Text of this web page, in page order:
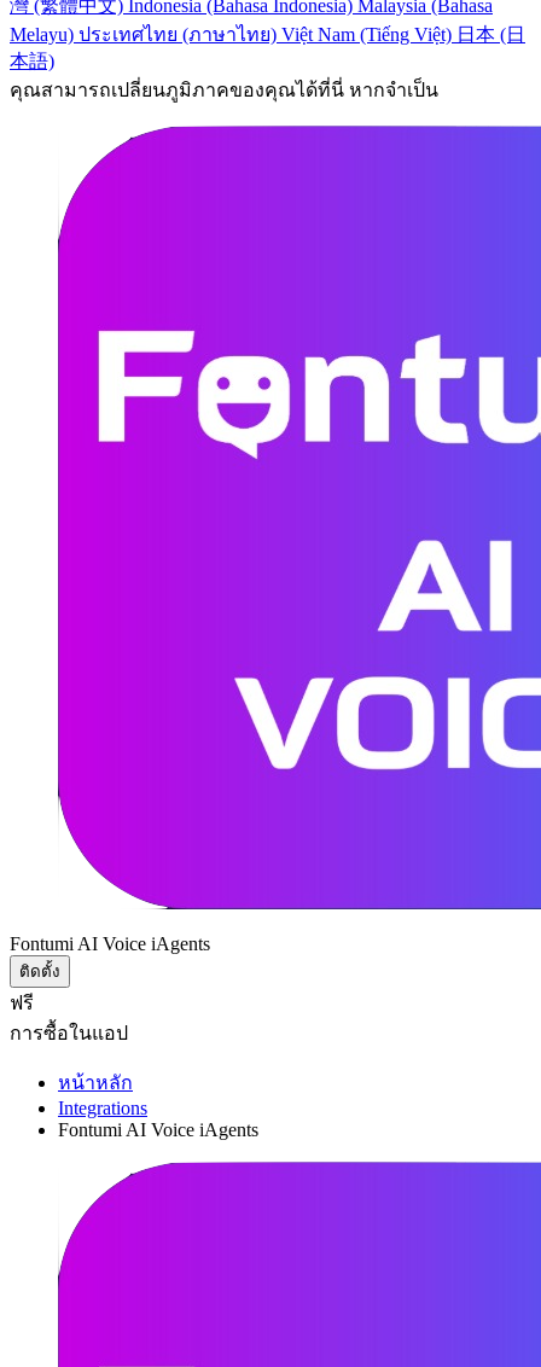
灣 (繁體中文) Indonesia (Bahasa Indonesia) Malaysia (Bahasa
Melayu) ประเทศไทย (ภาษาไทย) Việt Nam (Tiếng Việt) 日本 (日
本語)
คุณสามารถเปลี่ยนภูมิภาคของคุณได้ที่นี่ หากจำเป็น
Fontumi AI Voice iAgents
ติดตั้ง
ฟรี
การซื้อในแอป
หน้าหลัก
Integrations
Fontumi AI Voice iAgents